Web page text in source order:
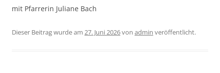
mit Pfarrerin Juliane Bach
Dieser Beitrag wurde am 27. Juni 2026von admin veröffentlicht.